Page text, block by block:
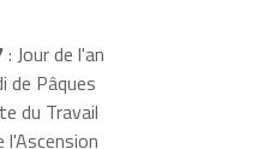
: Jour de l'an
de Pâques
du Travail
l'Ascension